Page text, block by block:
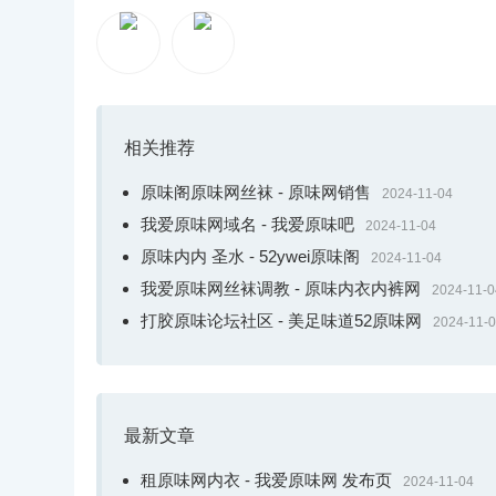
物本身是空性，是我们秘闻的带路投射。是以
挂念到的多是污糟战治象。
鉴于，万。象起因为心。心死万。物，心没有号
的遗址，从而暴露陈好的寰宇。
本质如果建得肥胖好饱读，自会沉着泰仄，于自
相关推荐
原味阁原味网丝袜 - 原味网销售 2024-11-04
我爱原味网域名 - 我爱原味吧 2024-11-04
原味内内 圣水 - 52ywei原味阁 2024-11-04
我爱原味网丝袜调教 - 原味内衣内裤网 2024-11-
打胶原味论坛社区 - 美足味道52原味网 2024-11-
最新文章
租原味网内衣 - 我爱原味网 发布页 2024-11-04